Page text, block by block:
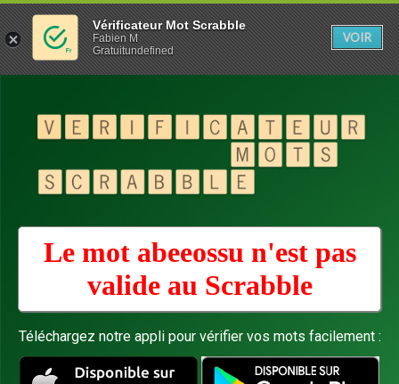
Le mot abeeossu n'est pas
valide au Scrabble
Téléchargez notre appli pour vérifier vos mots facilement :
Vérificateur Mot Scrabble
Fabien M
Gratuitundefined
VOIR